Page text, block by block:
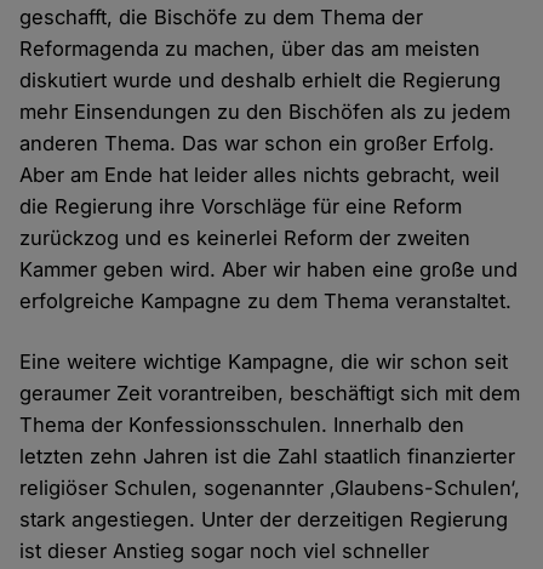
geschafft, die Bischöfe zu dem Thema der
Reformagenda zu machen, über das am meisten
diskutiert wurde und deshalb erhielt die Regierung
mehr Einsendungen zu den Bischöfen als zu jedem
anderen Thema. Das war schon ein großer Erfolg.
Aber am Ende hat leider alles nichts gebracht, weil
die Regierung ihre Vorschläge für eine Reform
zurückzog und es keinerlei Reform der zweiten
Kammer geben wird. Aber wir haben eine große und
erfolgreiche Kampagne zu dem Thema veranstaltet.
Eine weitere wichtige Kampagne, die wir schon seit
geraumer Zeit vorantreiben, beschäftigt sich mit dem
Thema der Konfessionsschulen. Innerhalb den
letzten zehn Jahren ist die Zahl staatlich finanzierter
religiöser Schulen, sogenannter ‚Glaubens-Schulen‘,
stark angestiegen. Unter der derzeitigen Regierung
ist dieser Anstieg sogar noch viel schneller